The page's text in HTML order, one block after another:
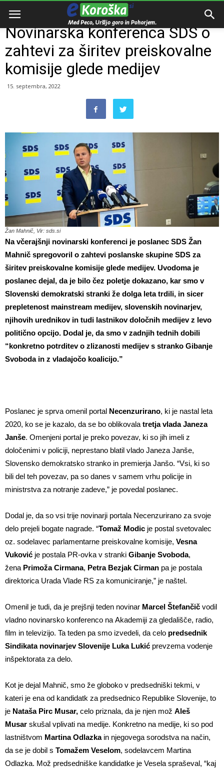
Domov
Novinarska konferenca SDS o
zahtevi za širitev preiskovalne
komisije glede medijev
15. septembra, 2022
Žan Mahnič, Vir: sds.si
Na včerajšnji novinarski konferenci je poslanec SDS Žan
Mahnič spregovoril o zahtevi poslanske skupine SDS za
širitev preiskovalne komisije glede medijev. Uvodoma je
poslanec dejal, da je bilo čez poletje dokazano, kar smo v
Slovenski demokratski stranki že dolga leta trdili, in sicer
prepletenost mainstream medijev, slovenskih novinarjev,
njihovih urednikov in tudi lastnikov določnih medijev z levo
politično opcijo. Dodal je, da smo v zadnjih tednih dobili
“konkretno potrditev o zlizanosti medijev s stranko Gibanje
Svoboda in z vladajočo koalicijo.”
Poslanec je sprva omenil portal Necenzurirano, ki je nastal leta
2020, ko se je kazalo, da se bo oblikovala tretja vlada Janeza
Janše. Omenjeni portal je preko povezav, ki so jih imeli z
določenimi v policiji, neprestano blatil vlado Janeza Janše,
Slovensko demokratsko stranko in premierja Janšo. “Vsi, ki so
bili del teh povezav, pa so danes v samem vrhu policije in
ministrstva za notranje zadeve,” je povedal poslanec.
Dodal je, da so vsi trije novinarji portala Necenzurirano za svoje
delo prejeli bogate nagrade. “Tomaž Modic je postal svetovalec
oz. sodelavec parlamentarne preiskovalne komisije, Vesna
Vuković je postala PR-ovka v stranki Gibanje Svoboda,
žena Primoža Cirmana, Petra Bezjak Cirman pa je postala
direktorica Urada Vlade RS za komuniciranje,” je naštel.
Omenil je tudi, da je prejšnji teden novinar Marcel Štefančič vodil
vladno novinarsko konferenco na Akademiji za gledališče, radio,
film in televizijo. Ta teden pa smo izvedeli, da celo predsednik
Sindikata novinarjev Slovenije Luka Lukić prevzema vodenje
inšpektorata za delo.
Kot je dejal Mahnič, smo že globoko v predsedniški tekmi, v
kateri je ena od kandidatk za predsednico Republike Slovenije, to
je Nataša Pirc Musar, celo priznala, da je njen mož Aleš
Musar skušal vplivati na medije. Konkretno na medije, ki so pod
lastništvom Martina Odlazkain njegovega sorodstva na način,
da se je dobil s Tomažem Veselom, sodelavcem Martina
Odlazka. Mož predsedniške kandidatke je Vesela spraševal, “kaj